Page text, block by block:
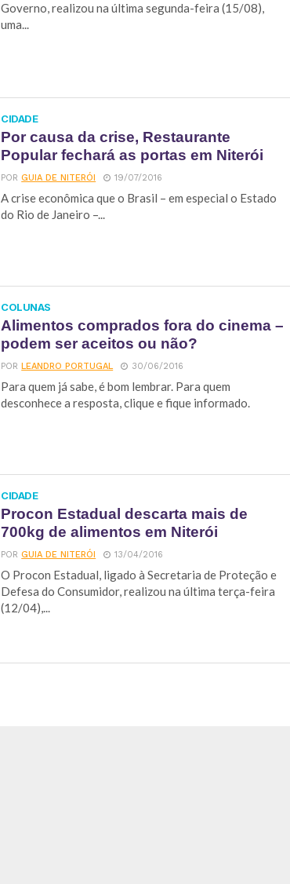
Governo, realizou na última segunda-feira (15/08),
uma...
CIDADE
Por causa da crise, Restaurante
Popular fechará as portas em Niterói
PORGUIA DE NITERÓI 19/07/2016
A crise econômica que o Brasil – em especial o Estado
do Rio de Janeiro –...
COLUNAS
Alimentos comprados fora do cinema –
podem ser aceitos ou não?
POR LEANDRO PORTUGAL 30/06/2016
Para quem já sabe, é bom lembrar. Para quem
desconhece a resposta, clique e fique informado.
CIDADE
Procon Estadual descarta mais de
700kg de alimentos em Niterói
PORGUIA DE NITERÓI 13/04/2016
O Procon Estadual, ligado à Secretaria de Proteção e
Defesa do Consumidor, realizou na última terça-feira
(12/04),...